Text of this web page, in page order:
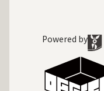
Powered by